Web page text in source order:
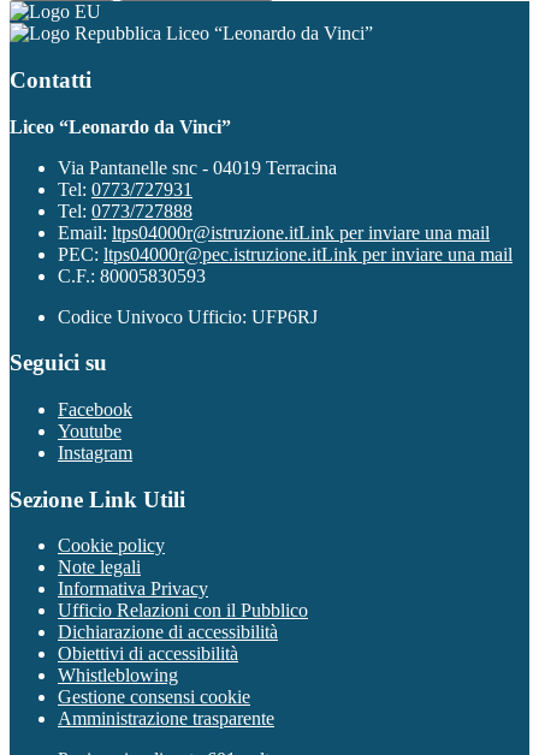
Liceo “Leonardo da Vinci”
Contatti
Liceo “Leonardo da Vinci”
Via Pantanelle snc - 04019 Terracina
Tel: 0773/727931
Tel: 0773/727888
Email: ltps04000r@istruzione.itLink per inviare una mail
PEC: ltps04000r@pec.istruzione.itLink per inviare una mail
C.F.: 80005830593
Codice Univoco Ufficio: UFP6RJ
Seguici su
Facebook
Youtube
Instagram
Sezione Link Utili
Cookie policy
Note legali
Informativa Privacy
Ufficio Relazioni con il Pubblico
Dichiarazione di accessibilità
Obiettivi di accessibilità
Whistleblowing
Gestione consensi cookie
Amministrazione trasparente